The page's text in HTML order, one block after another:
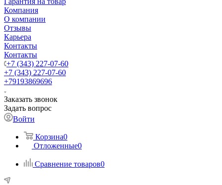
Компания
О компании
Отзывы
Карьера
Контакты
Контакты
+7 (343) 227-07-60
+7 (343) 227-07-60
+79193869696
Заказать звонок
Задать вопрос
Войти
Корзина0
Отложенные0
Сравнение товаров0